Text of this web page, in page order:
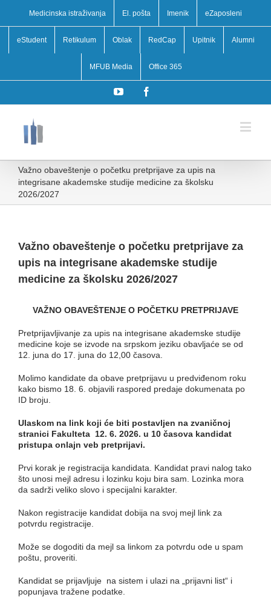
Medicinska istraživanja El. pošta Imenik eZaposleni
eStudent Retikulum Oblak RedCap Upitnik Alumni
MFUB Media Office 365
YouTube
Važno obaveštenje o početku pretprijave za upis na
integrisane akademske studije medicine za školsku
2026/2027
Važno obaveštenje o početku pretprijave za
upis na integrisane akademske studije
medicine za školsku 2026/2027
VAŽNO OBAVEŠTENJE O POČETKU PRETPRIJAVE
Pretprijavljivanje za upis na integrisane akademske studije
medicine koje se izvode na srpskom jeziku obavljaće se od
12. juna do 17. juna do 12,00 časova.
Molimo kandidate da obave pretprijavu u predviđenom roku
kako bismo 18. 6. objavili raspored predaje dokumenata po
ID broju.
Ulaskom na link koji će biti postavljen na zvaničnoj
stranici Fakulteta 12. 6. 2026. u 10 časova kandidat
pristupa onlajn veb pretprijavi.
Prvi korak je registracija kandidata. Kandidat pravi nalog tako
što unosi mejl adresu i lozinku koju bira sam. Lozinka mora
da sadrži veliko slovo i specijalni karakter.
Nakon registracije kandidat dobija na svoj mejl link za
potvrdu registracije.
Može se dogoditi da mejl sa linkom za potvrdu ode u spam
poštu, proveriti.
Kandidat se prijavljuje na sistem i ulazi na „prijavni list“ i
popunjava tražene podatke.